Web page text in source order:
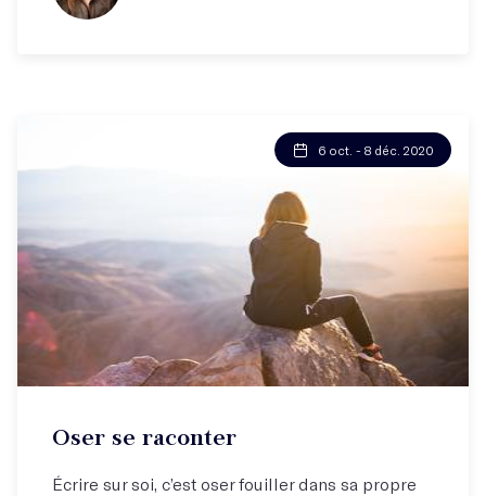
6 oct. - 8 déc. 2020
Oser se raconter
Écrire sur soi, c’est oser fouiller dans sa propre